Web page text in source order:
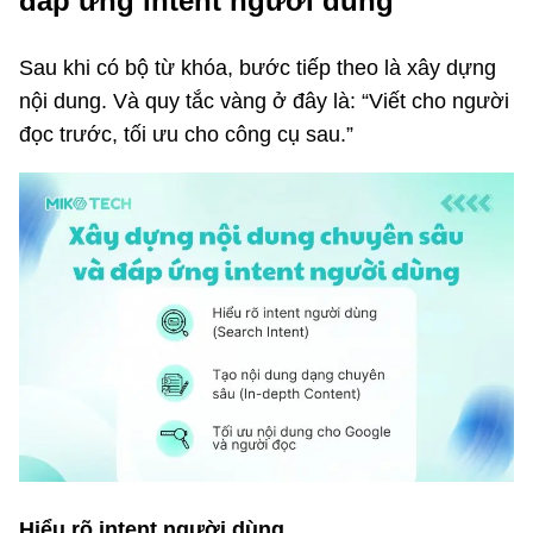
Sau khi có bộ từ khóa, bước tiếp theo là xây dựng
nội dung. Và quy tắc vàng ở đây là: “Viết cho người
đọc trước, tối ưu cho công cụ sau.”